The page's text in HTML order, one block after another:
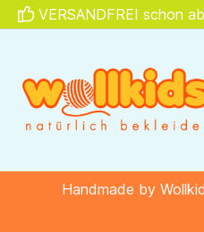
Zur
VERSANDFREI schon
Handmade by